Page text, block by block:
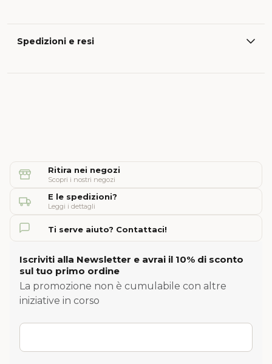
Spedizioni e resi
Ritira nei negozi
Scopri i nostri negozi
E le spedizioni?
Leggi i dettagli
Ti serve aiuto? Contattaci!
Iscriviti alla Newsletter e avrai il 10% di sconto
sul tuo primo ordine
La promozione non è cumulabile con altre
iniziative in corso